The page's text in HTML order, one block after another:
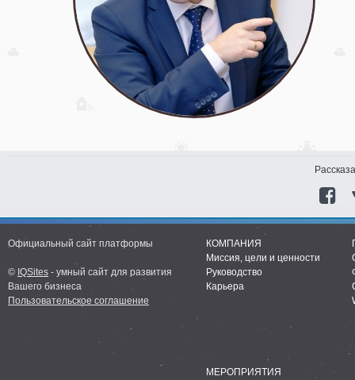
Официальный сайт платформы
© IQSites - умный сайт для развития
Вашего бизнеса
Пользовательское соглашение
КОМПАНИЯ
Миссия, цели и ценности
Руководство
Карьера
МЕРОПРИЯТИЯ